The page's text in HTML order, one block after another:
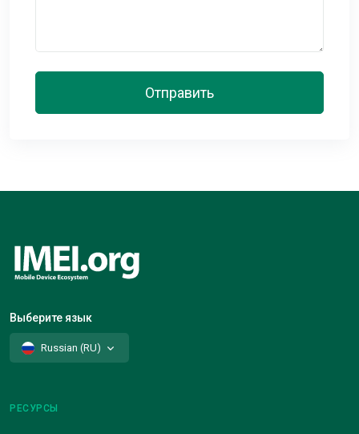
Отправить
Выберите язык
Russian (RU)
РЕСУРСЫ